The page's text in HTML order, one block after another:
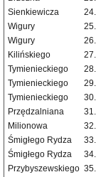
Sienkiewicza
24.
Wigury
25.
Wigury
26.
Kilińskiego
27.
Tymienieckiego
28.
Tymienieckiego
29.
Tymienieckiego
30.
Przędzalniana
31.
Milionowa
32.
Śmigłego Rydza
33.
Śmigłego Rydza
34.
Przybyszewskiego 35.